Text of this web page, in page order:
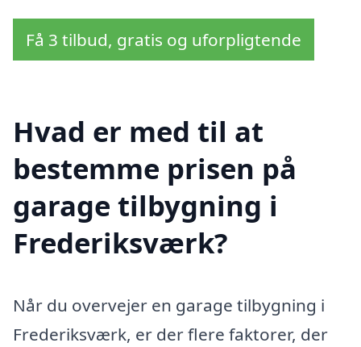
Få 3 tilbud, gratis og uforpligtende
Hvad er med til at
bestemme prisen på
garage tilbygning i
Frederiksværk?
Når du overvejer en garage tilbygning i
Frederiksværk, er der flere faktorer, der